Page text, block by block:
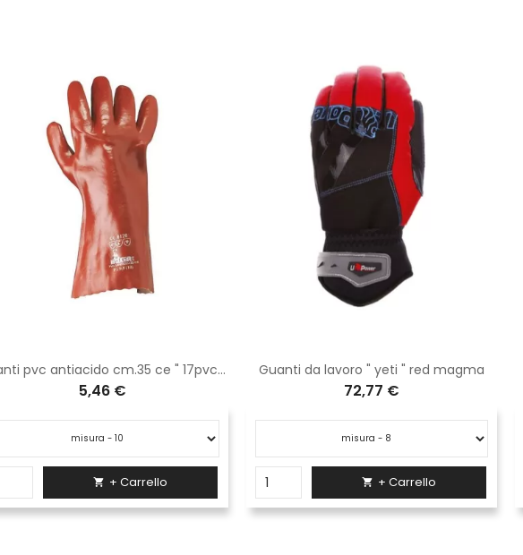
Guanti pvc antiacido cm.35 ce " 17pvc35 "
5,46 €
 + Carrello
Guanti da lavoro " yeti " red magma
72,77 €
 + Carrello